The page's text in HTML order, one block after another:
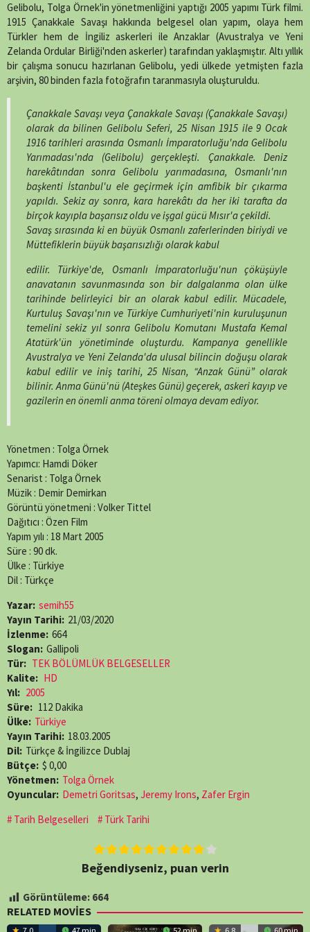
(Twitter)
Gelibolu, Tolga Örnek'in yönetmenliğini yaptığı 2005 yapımı Türk filmi.
1915 Çanakkale Savaşı hakkında belgesel olan yapım, olaya hem
Türkler hem de İngiliz askerleri ile Anzaklar (Avustralya ve Yeni
Zelanda Ordular Birliği'nden askerler) tarafından yaklaşmıştır. Altı yıllık
bir çalışma sonucu hazırlanan Gelibolu, yedi ülkede yetmişten fazla
arşivin, 80 binden fazla fotoğrafın taranmasıyla oluşturuldu.
Çanakkale Savaşı veya Çanakkale Savaşı (Çanakkale Savaşı)
olarak da bilinen Gelibolu Seferi, 25 Nisan 1915 ile 9 Ocak
1916 tarihleri arasında Osmanlı İmparatorluğu'nda Gelibolu
Yarımadası'nda (Gelibolu) gerçekleşti. Çanakkale. Deniz
harekâtından sonra Gelibolu yarımadasına, Osmanlı'nın
başkenti İstanbul'u ele geçirmek için amfibik bir çıkarma
yapıldı. Sekiz ay sonra, kara harekâtı da her iki tarafta da
birçok kayıpla başarısız oldu ve işgal gücü Mısır'a çekildi.
Savaş sırasında ki en büyük Osmanlı zaferlerinden biriydi ve
Müttefiklerin büyük başarısızlığı olarak kabul
edilir. Türkiye'de, Osmanlı İmparatorluğu'nun çöküşüyle
anavatanın savunmasında son bir dalgalanma olan ülke
tarihinde belirleyici bir an olarak kabul edilir. Mücadele,
Kurtuluş Savaşı'nın ve Türkiye Cumhuriyeti'nin kuruluşunun
temelini sekiz yıl sonra Gelibolu Komutanı Mustafa Kemal
Atatürk'ün yönetiminde oluşturdu. Kampanya genellikle
Avustralya ve Yeni Zelanda'da ulusal bilincin doğuşu olarak
kabul edilir ve iniş tarihi, 25 Nisan, “Anzak Günü” olarak
bilinir. Anma Günü'nü (Ateşkes Günü) geçerek, askeri kayıp ve
gazilerin en önemli anma töreni olmaya devam ediyor.
Yönetmen : Tolga Örnek
Yapımcı: Hamdi Döker
Senarist : Tolga Örnek
Müzik : Demir Demirkan
Görüntü yönetmeni : Volker Tittel
Dağıtıcı : Özen Film
Yapım yılı : 18 Mart 2005
Süre : 90 dk.
Ülke : Türkiye
Dil : Türkçe
Yazar: semih55
Yayın Tarihi: 21/03/2020
İzlenme: 664
Slogan: Gallipoli
Tür: TEK BÖLÜMLÜK BELGESELLER
Kalite: HD
Yıl: 2005
Süre: 112 Dakika
Ülke: Türkiye
Yayın Tarihi: 18.03.2005
Dil: Türkçe & İngilizce Dublaj
Bütçe: $ 0,00
Yönetmen: Tolga Örnek
Oyuncular: Demetri Goritsas, Jeremy Irons, Zafer Ergin
Tarih Belgeselleri
Türk Tarihi
Beğendiyseniz, puan verin
Görüntüleme: 664
RELATED MOVIES